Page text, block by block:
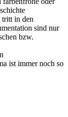
in den
sind nur
bzw.
ist immer noch so